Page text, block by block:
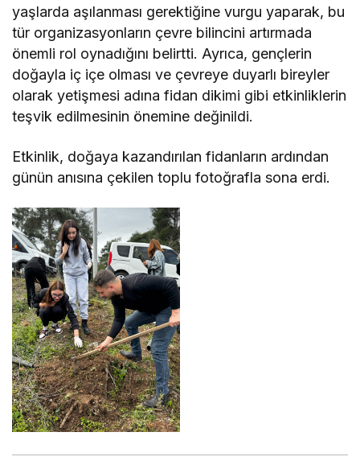
yaşlarda aşılanması gerektiğine vurgu yaparak, bu
tür organizasyonların çevre bilincini artırmada
önemli rol oynadığını belirtti. Ayrıca, gençlerin
doğayla iç içe olması ve çevreye duyarlı bireyler
olarak yetişmesi adına fidan dikimi gibi etkinliklerin
teşvik edilmesinin önemine değinildi.
Etkinlik, doğaya kazandırılan fidanların ardından
günün anısına çekilen toplu fotoğrafla sona erdi.